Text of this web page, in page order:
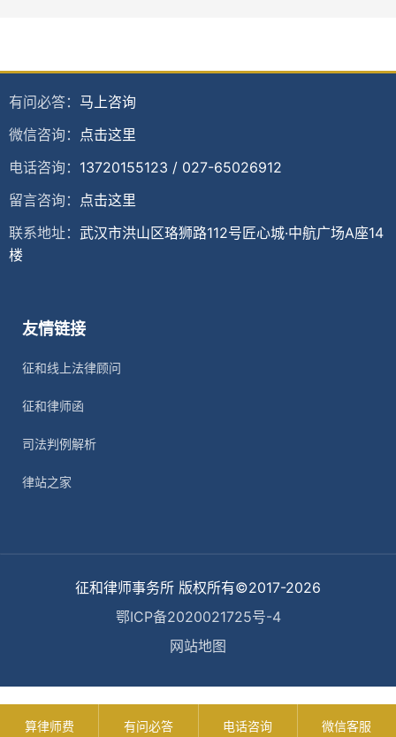
有问必答： 马上咨询
微信咨询： 点击这里
电话咨询： 13720155123 / 027-65026912
留言咨询： 点击这里
联系地址： 武汉市洪山区珞狮路112号匠心城·中航广场A座14
楼
友情链接
征和线上法律顾问
征和律师函
司法判例解析
律站之家
征和律师事务所 版权所有©2017-2026
鄂ICP备2020021725号-4
网站地图
算律师费 有问必答 电话咨询 微信客服